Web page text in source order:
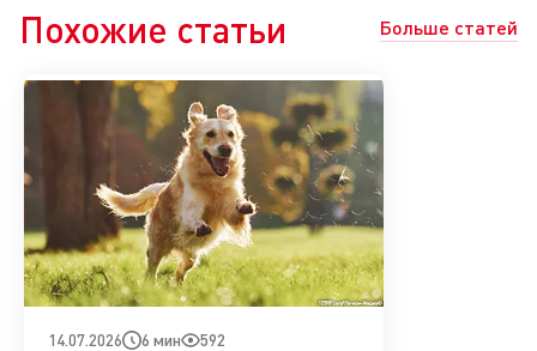
Похожие статьи Больше статей
14.07.2026 6 мин 592